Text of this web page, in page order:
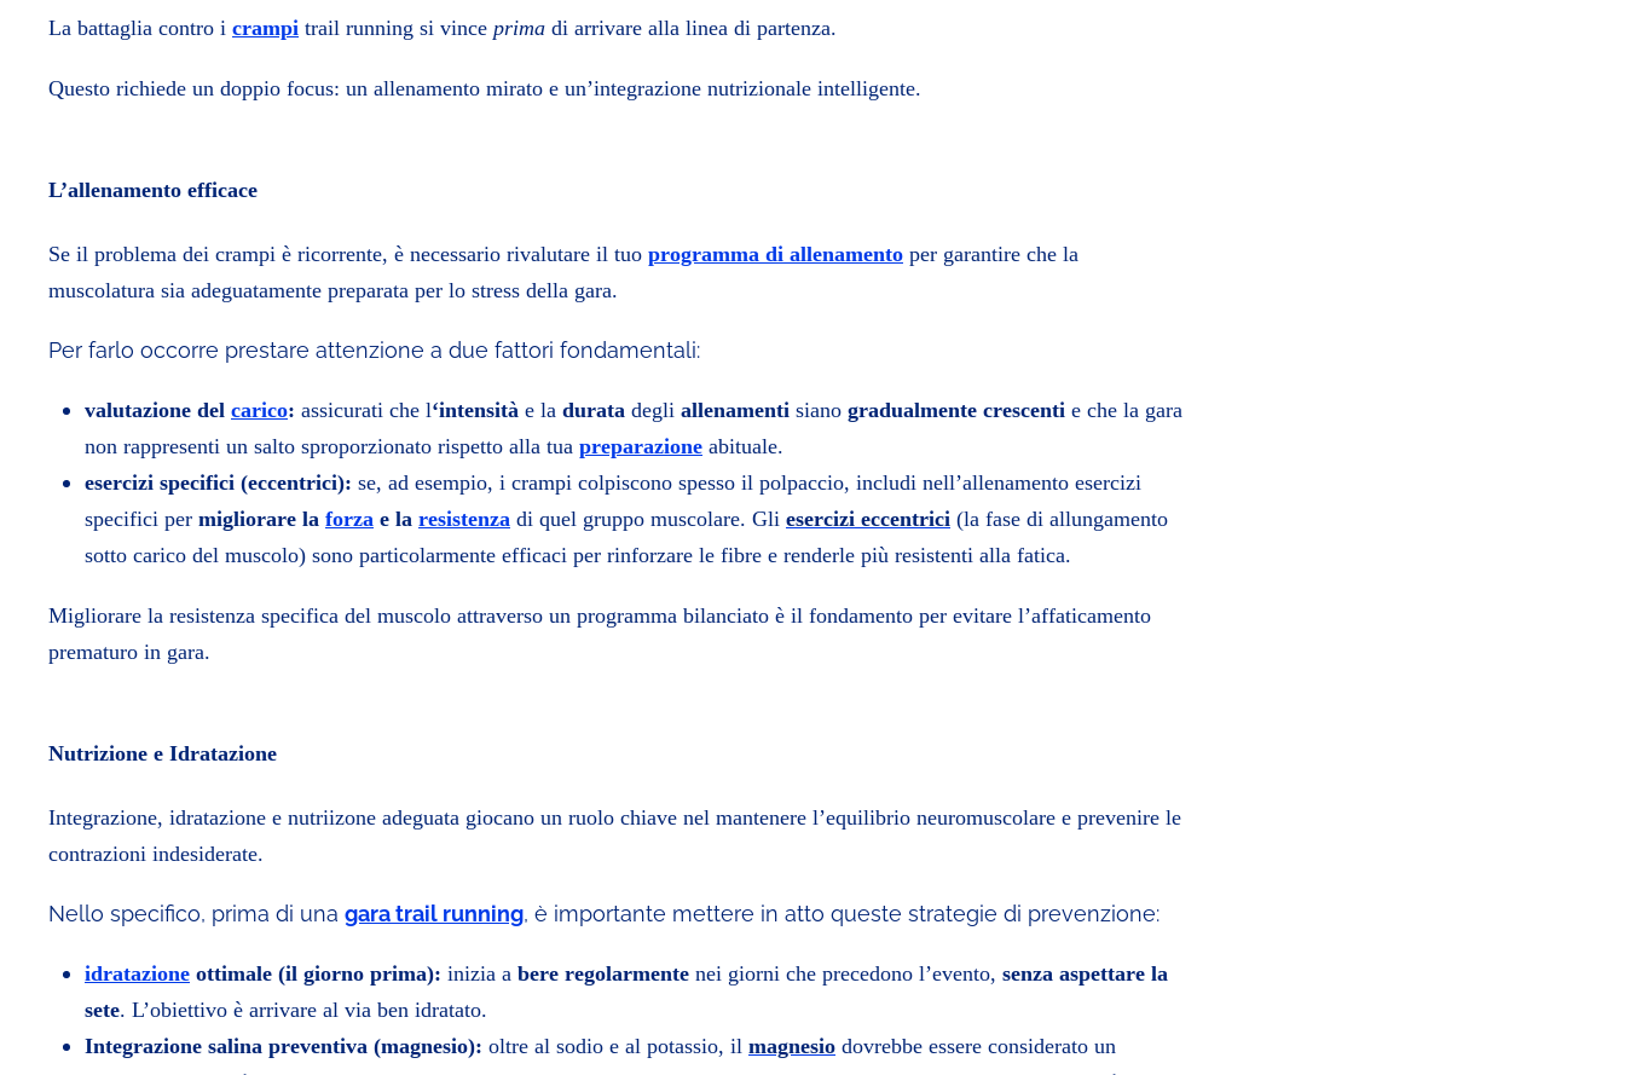
La battaglia contro i crampi trail running si vince prima di arrivare alla linea di partenza.
Questo richiede un doppio focus: un allenamento mirato e un’integrazione nutrizionale intelligente.
L’allenamento efficace
Se il problema dei crampi è ricorrente, è necessario rivalutare il tuo programma di allenamento per garantire che la
muscolatura sia adeguatamente preparata per lo stress della gara.
Per farlo occorre prestare attenzione a due fattori fondamentali:
valutazione del carico: assicurati che l‘intensità e la durata degli allenamenti siano gradualmente crescenti e che la gara
non rappresenti un salto sproporzionato rispetto alla tua preparazione abituale.
esercizi specifici (eccentrici): se, ad esempio, i crampi colpiscono spesso il polpaccio, includi nell’allenamento esercizi
specifici per migliorare la forza e la resistenza di quel gruppo muscolare. Gli esercizi eccentrici (la fase di allungamento
sotto carico del muscolo) sono particolarmente efficaci per rinforzare le fibre e renderle più resistenti alla fatica.
Migliorare la resistenza specifica del muscolo attraverso un programma bilanciato è il fondamento per evitare l’affaticamento
prematuro in gara.
Nutrizione e Idratazione
Integrazione, idratazione e nutriizone adeguata giocano un ruolo chiave nel mantenere l’equilibrio neuromuscolare e prevenire le
contrazioni indesiderate.
Nello specifico, prima di una gara trail running, è importante mettere in atto queste strategie di prevenzione:
idratazione ottimale (il giorno prima): inizia a bere regolarmente nei giorni che precedono l’evento, senza aspettare la
sete. L’obiettivo è arrivare al via ben idratato.
Integrazione salina preventiva (magnesio): oltre al sodio e al potassio, il magnesio dovrebbe essere considerato un